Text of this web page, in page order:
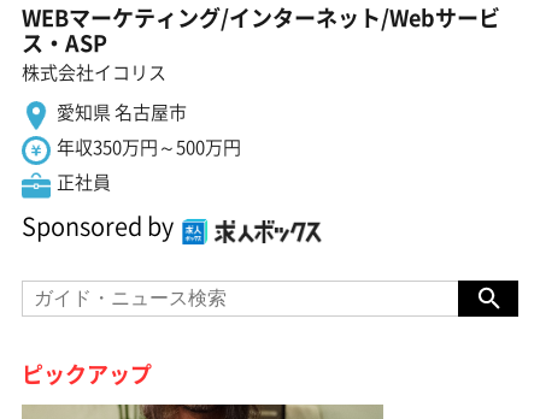
WEBマーケティング/インターネット/Webサービ
ス・ASP
株式会社イコリス
愛知県 名古屋市
年収350万円～500万円
正社員
Sponsored by
ピックアップ